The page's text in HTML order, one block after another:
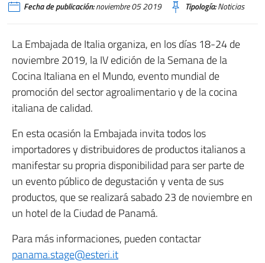
Fecha de publicación:noviembre 05 2019 Tipología:Noticias
La Embajada de Italia organiza, en los días 18-24 de
noviembre 2019, la IV edición de la Semana de la
Cocina Italiana en el Mundo, evento mundial de
promoción del sector agroalimentario y de la cocina
italiana de calidad.
En esta ocasión la Embajada invita todos los
importadores y distribuidores de productos italianos a
manifestar su propria disponibilidad para ser parte de
un evento público de degustación y venta de sus
productos, que se realizará sabado 23 de noviembre en
un hotel de la Ciudad de Panamá.
Para más informaciones, pueden contactar
panama.stage@esteri.it